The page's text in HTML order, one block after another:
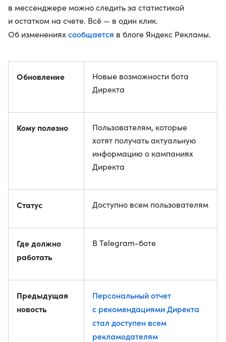
в мессенджере можно следить за статистикой
и остатком на счете. Всё — в один клик.
Об изменениях сообщается в блоге Яндекс Рекламы.
Обновление
Новые возможности бота
Директа
Кому полезно
Пользователям, которые
хотят получать актуальную
информацию о кампаниях
Директа
Статус Доступно всем пользователям
Где должно
работать
В Telegram-боте
Предыдущая
новость
Персональный отчет
с рекомендациями Директа
стал доступен всем
рекламодателям